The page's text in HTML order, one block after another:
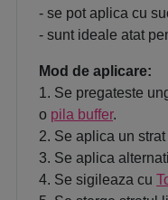
- se pot aplica cu
- sunt ideale atat
Mod de aplicare:
1. Se pregateste
o pila buffer.
2. Se aplica un strat
3. Se aplica
4. Se sigileaza cu